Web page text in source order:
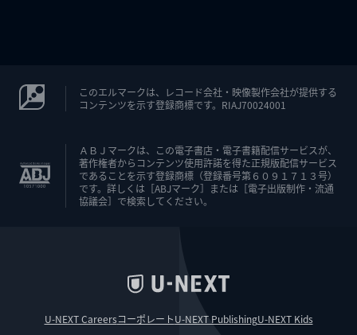
このエルマークは、レコード会社・映像製作会社が提供する
コンテンツを示す登録商標です。RIAJ70024001
ＡＢＪマークは、この電子書店・電子書籍配信サービスが、
著作権者からコンテンツ使用許諾を得た正規版配信サービス
であることを示す登録商標（登録番号第６０９１７１３号）
です。詳しくは［ABJマーク］または［電子出版制作・流通
協議会］で検索してください。
U-NEXT CareersコーポレートU-NEXT PublishingU-NEXT Kids